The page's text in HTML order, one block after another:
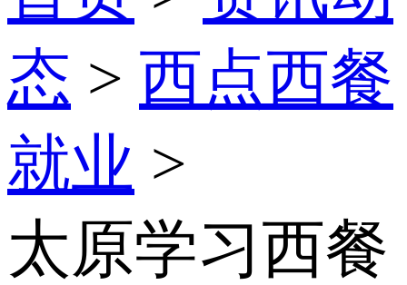
态 > 西点西餐
就业 >
太原学习西餐